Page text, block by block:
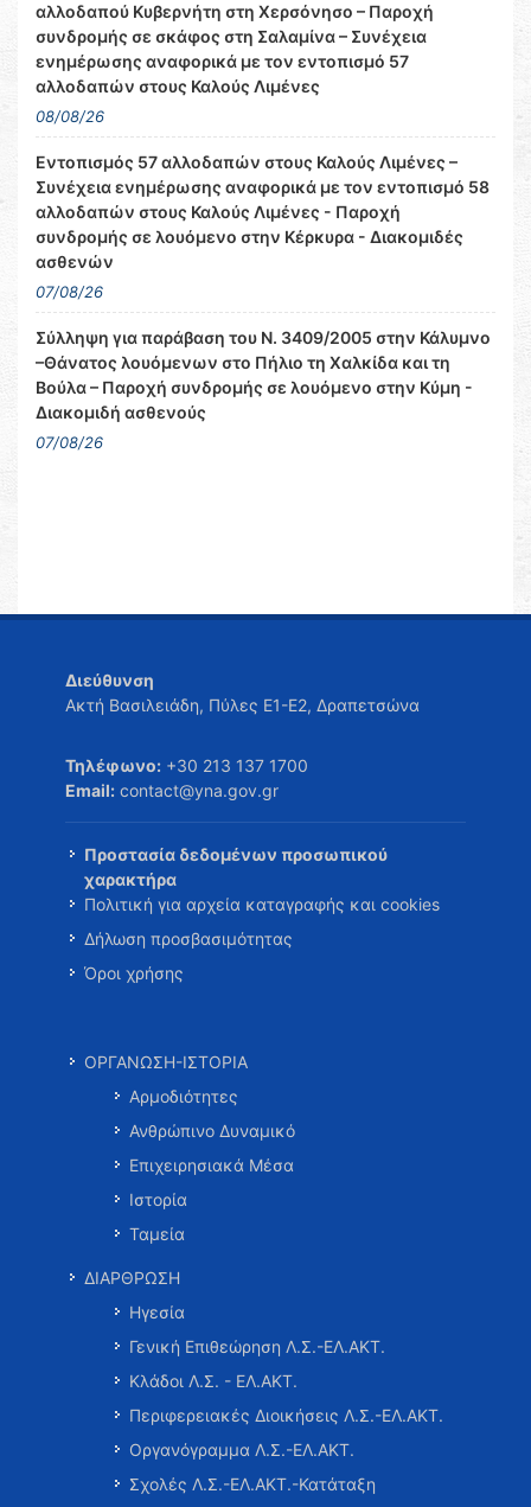
αλλοδαπού Κυβερνήτη στη Χερσόνησο – Παροχή
συνδρομής σε σκάφος στη Σαλαμίνα – Συνέχεια
ενημέρωσης αναφορικά με τον εντοπισμό 57
αλλοδαπών στους Καλούς Λιμένες
08/08/26
Εντοπισμός 57 αλλοδαπών στους Καλούς Λιμένες –
Συνέχεια ενημέρωσης αναφορικά με τον εντοπισμό 58
αλλοδαπών στους Καλούς Λιμένες - Παροχή
συνδρομής σε λουόμενο στην Κέρκυρα - Διακομιδές
ασθενών
07/08/26
Σύλληψη για παράβαση του Ν. 3409/2005 στην Κάλυμνο
–Θάνατος λουόμενων στο Πήλιο τη Χαλκίδα και τη
Βούλα – Παροχή συνδρομής σε λουόμενο στην Κύμη -
Διακομιδή ασθενούς
07/08/26
Διεύθυνση
Ακτή Βασιλειάδη, Πύλες Ε1-Ε2, Δραπετσώνα
Τηλέφωνο: +30 213 137 1700
Email: contact@yna.gov.gr
Προστασία δεδομένων προσωπικού
χαρακτήρα
Πολιτική για αρχεία καταγραφής και cookies
Δήλωση προσβασιμότητας
Όροι χρήσης
ΟΡΓΑΝΩΣΗ-ΙΣΤΟΡΙΑ
Αρμοδιότητες
Ανθρώπινο Δυναμικό
Επιχειρησιακά Μέσα
Ιστορία
Ταμεία
ΔΙΑΡΘΡΩΣΗ
Ηγεσία
Γενική Επιθεώρηση Λ.Σ.-ΕΛ.ΑΚΤ.
Κλάδοι Λ.Σ. - ΕΛ.ΑΚΤ.
Περιφερειακές Διοικήσεις Λ.Σ.-ΕΛ.ΑΚΤ.
Οργανόγραμμα Λ.Σ.-ΕΛ.ΑΚΤ.
Σχολές Λ.Σ.-ΕΛ.ΑΚΤ.-Κατάταξη